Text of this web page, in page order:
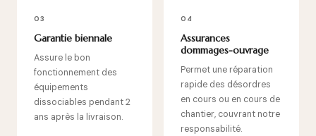
03
Garantie biennale
Assure le bon
fonctionnement des
équipements
dissociables pendant 2
ans après la livraison.
04
Assurances
dommages-ouvrage
Permet une réparation
rapide des désordres
en cours ou en cours de
chantier, couvrant notre
responsabilité.